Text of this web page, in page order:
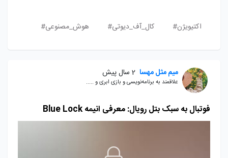
اکتیویژن# کال_آف_دیوتی# هوش_مصنوعی#
میم مثل مهسا 2 سال پیش
علاقمند به برنامه‌نویسی و بازی ابری و .....
فوتبال به سبک بتل رویال: معرفی انیمه Blue Lock